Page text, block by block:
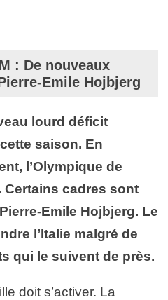
: De nouveaux
Emile Hojbjerg
lourd déficit
saison. En
l’Olympique de
Certains cadres sont
Emile Hojbjerg. Le
l’Italie malgré de
qui le suivent de près.
doit s’activer. La